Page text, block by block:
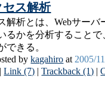
セス解析
解析とは、Webサー
るかを分析すること
できる。
bykagahiro at 2005/
|Link (7) |Trackback (1) |